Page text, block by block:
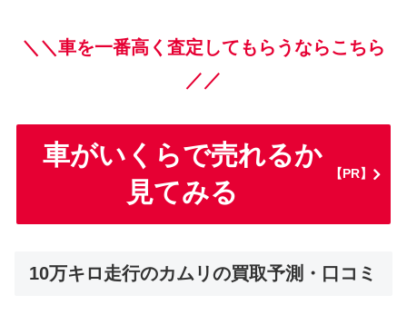
＼＼車を一番高く査定してもらうならこちら
／／
車がいくらで売れるか
見てみる
【PR】
10万キロ走行のカムリの買取予測・口コミ